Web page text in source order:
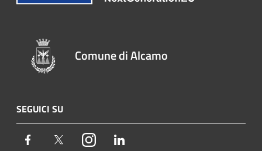
Comune di Alcamo
SEGUICI SU
Facebook TwitterInstagram